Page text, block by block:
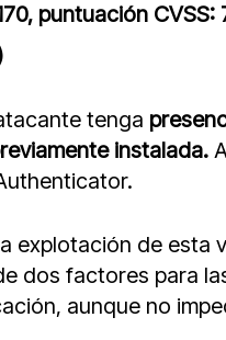
puntuación CVSS:
tenga
instalada.
explotación de esta
dos factores para
aunque no